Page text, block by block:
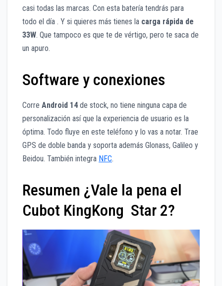
casi todas las marcas. Con esta batería tendrás para
todo el día . Y si quieres más tienes la carga rápida de
33W. Que tampoco es que te de vértigo, pero te saca de
un apuro.
Software y conexiones
Corre Android 14de stock, no tiene ninguna capa de
personalización así que la experiencia de usuario es la
óptima. Todo fluye en este teléfono y lo vas a notar. Trae
GPS de doble banda y soporta además Glonass, Galileo y
Beidou. También integra NFC.
Resumen ¿Vale la pena el
Cubot KingKong Star 2?